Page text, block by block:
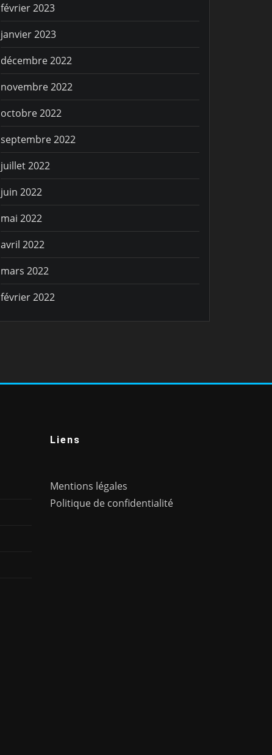
février 2023
janvier 2023
décembre 2022
novembre 2022
octobre 2022
septembre 2022
juillet 2022
juin 2022
mai 2022
avril 2022
mars 2022
février 2022
Liens
Mentions légales
Politique de confidentialité